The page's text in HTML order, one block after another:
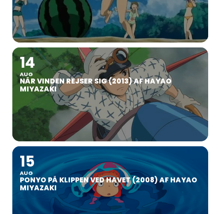
14
AUG
NÅR VINDEN REJSER SIG (2013) AF HAYAO
MIYAZAKI
15
AUG
PONYO PÅ KLIPPEN VED HAVET (2008) AF HAYAO
MIYAZAKI